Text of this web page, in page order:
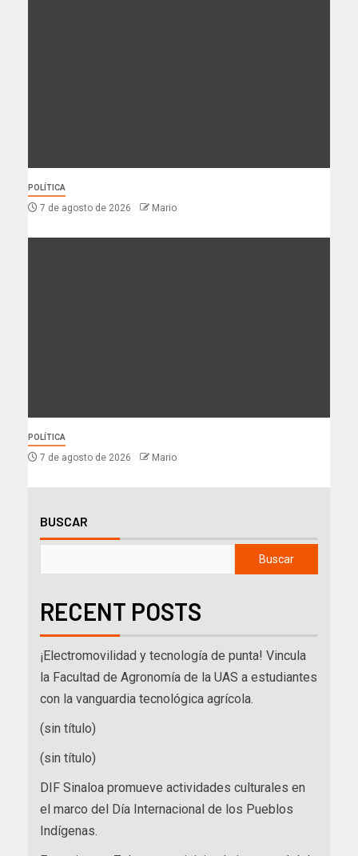
POLÍTICA
7 de agosto de 2026 Mario
POLÍTICA
7 de agosto de 2026 Mario
BUSCAR
Buscar
RECENT POSTS
¡Electromovilidad y tecnología de punta! Vincula
la Facultad de Agronomía de la UAS a estudiantes
con la vanguardia tecnológica agrícola.
(sin título)
(sin título)
DIF Sinaloa promueve actividades culturales en
el marco del Día Internacional de los Pueblos
Indígenas.